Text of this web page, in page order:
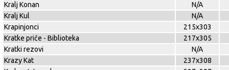
Kralj Konan
N/A
Kralj Kul
N/A
Krapinjonci
215x303
Kratke priče - Biblioteka
217x305
Kratki rezovi
N/A
Krazy Kat
237x308